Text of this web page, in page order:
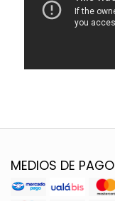
MEDIOS DE PAGO